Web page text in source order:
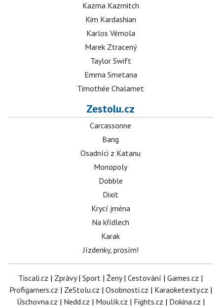
Kazma Kazmitch
Kim Kardashian
Karlos Vémola
Marek Ztracený
Taylor Swift
Emma Smetana
Timothée Chalamet
Zestolu.cz
Carcassonne
Bang
Osadníci z Katanu
Monopoly
Dobble
Dixit
Krycí jména
Na křídlech
Karak
Jízdenky, prosím!
Tiscali.cz | Zprávy| Sport | Ženy| Cestování | Games.cz |
Profigamers.cz | ZeStolu.cz | Osobnosti.cz | Karaoketexty.cz |
Úschovna.cz | Nedd.cz | Moulík.cz | Fights.cz | Dokina.cz |